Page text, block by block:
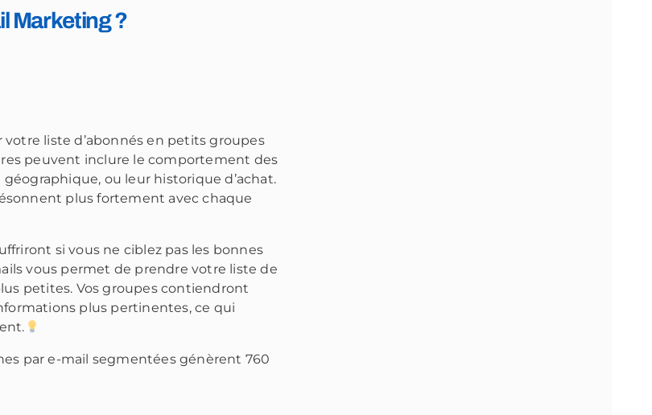
Marketing ?
liste d’abonnés en petits groupes
peuvent inclure le comportement des
ou leur historique d’achat.
plus fortement avec chaque
si vous ne ciblez pas les bonnes
vous permet de prendre votre liste de
petites. Vos groupes contiendront
plus pertinentes, ce qui
par e-mail segmentées génèrent 760